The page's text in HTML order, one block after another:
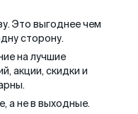
Это выгоднее чем
сторону.
на лучшие
акции, скидки и
а не в выходные.